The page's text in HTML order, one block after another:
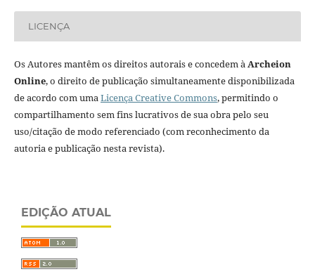
LICENÇA
Os Autores mantêm os direitos autorais e concedem à Archeion
Online, o direito de publicação simultaneamente disponibilizada
de acordo com uma Licença Creative Commons, permitindo o
compartilhamento sem fins lucrativos de sua obra pelo seu
uso/citação de modo referenciado (com reconhecimento da
autoria e publicação nesta revista).
EDIÇÃO ATUAL